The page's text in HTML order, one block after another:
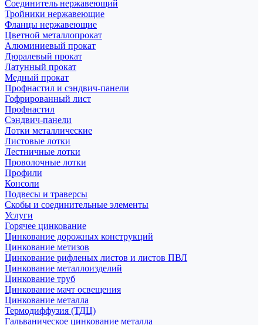
Соединитель нержавеющий
Тройники нержавеющие
Фланцы нержавеющие
Цветной металлопрокат
Алюминиевый прокат
Дюралевый прокат
Латунный прокат
Медный прокат
Профнастил и сэндвич-панели
Гофрированный лист
Профнастил
Сэндвич-панели
Лотки металлические
Листовые лотки
Лестничные лотки
Проволочные лотки
Профили
Консоли
Подвесы и траверсы
Скобы и соединительные элементы
Услуги
Горячее цинкование
Цинкование дорожных конструкций
Цинкование метизов
Цинкование рифленых листов и листов ПВЛ
Цинкование металлоизделий
Цинкование труб
Цинкование мачт освещения
Цинкование металла
Термодиффузия (ТДЦ)
Гальваническое цинкование металла